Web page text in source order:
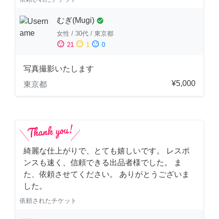
むぎ(Mugi) check_circle
女性 / 30代 / 東京都
sentiment_satisfied 21 sentiment_neutral 1 sentiment_dissatisfied 0
写真撮影いたします
東京都
¥5,000
綺麗な仕上がりで、とても嬉しいです。 レスポ
ンスも速く、信頼できる出品者様でした。 ま
た、依頼させてください。 ありがとうございま
した。
依頼されたチケット